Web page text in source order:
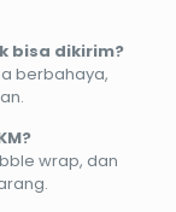
bisa dikirim?
berbahaya,
wrap, dan